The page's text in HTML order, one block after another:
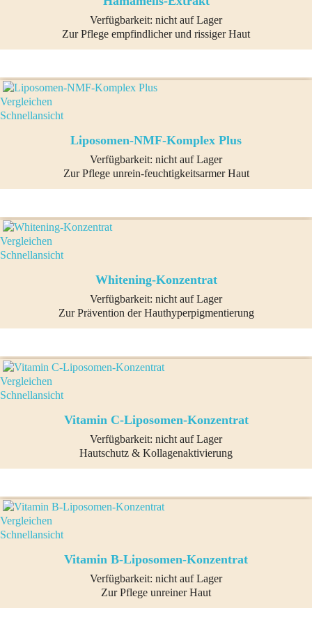
Verfügbarkeit: nicht auf Lager
Zur Pflege empfindlicher und rissiger Haut
Vergleichen
Schnellansicht
Liposomen-NMF-Komplex Plus
Verfügbarkeit: nicht auf Lager
Zur Pflege unrein-feuchtigkeitsarmer Haut
Vergleichen
Schnellansicht
Whitening-Konzentrat
Verfügbarkeit: nicht auf Lager
Zur Prävention der Hauthyperpigmentierung
Vergleichen
Schnellansicht
Vitamin C-Liposomen-Konzentrat
Verfügbarkeit: nicht auf Lager
Hautschutz & Kollagenaktivierung
Vergleichen
Schnellansicht
Vitamin B-Liposomen-Konzentrat
Verfügbarkeit: nicht auf Lager
Zur Pflege unreiner Haut